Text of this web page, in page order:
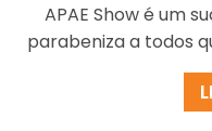
APAE Show é um
parabeniza a todos